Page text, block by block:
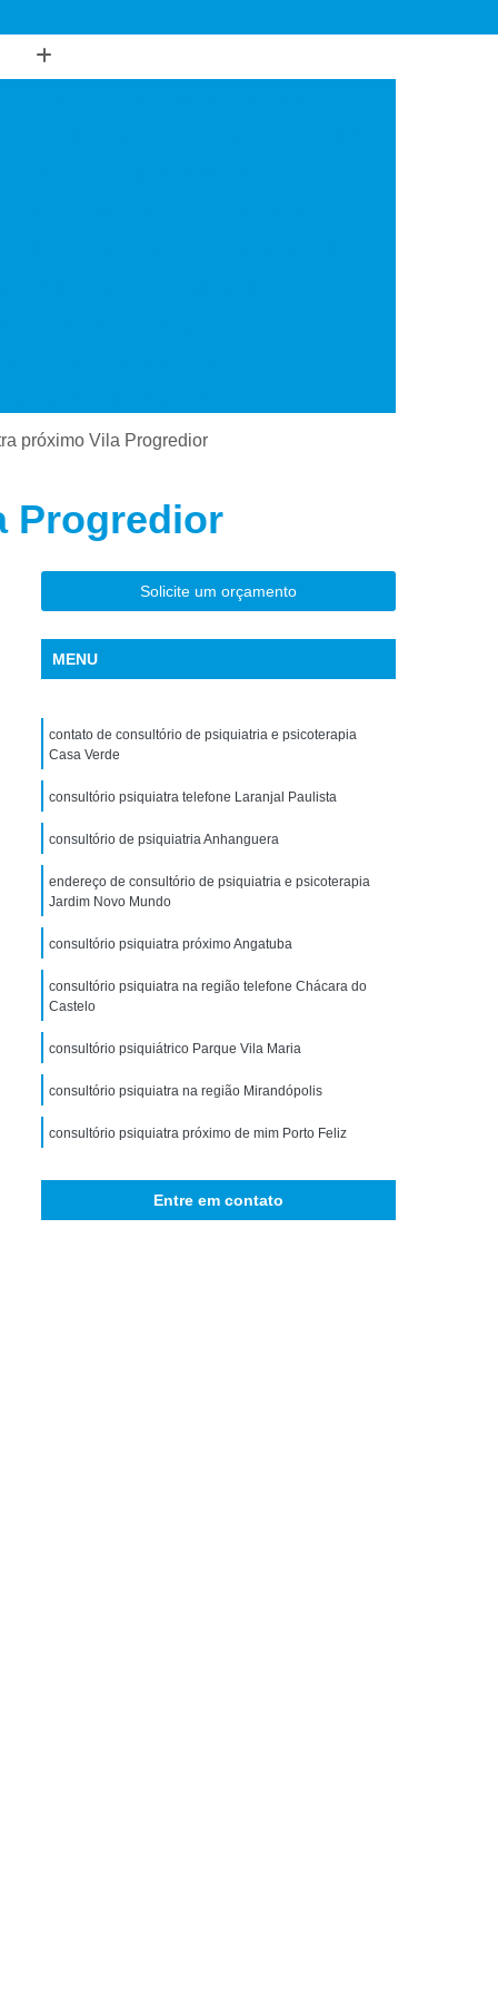
de Uso de Cocaína
de Uso de Drogas Sintéticas
de Uso de álcool
de Uso de Maconha
de Uso de Metanfetamina
de Uso de Substância
de Uso de êxtase
Tratamento para Ansiedade e Depressão
Interior de São Paulo
Transtorno de Ansiedade
de Ansiedade Generalizada
para Ansiedade
em Dependência
em Dependência de Drogas
em Dependência de álcool
Psiquiátrica
em Dependência de álcool
em Dependência Drogas Sintéticas
em Dependência Interior de São Paulo
Depressão e Ansiedade
Depressivo Maior
próximo Vila Progredior
Progredior
Solicite um orçamento
MENU
contato de consultório de psiquiatria e psicoterapia
Casa Verde
consultório psiquiatra telefone Laranjal Paulista
consultório de psiquiatria Anhanguera
endereço de consultório de psiquiatria e psicoterapia
Jardim Novo Mundo
consultório psiquiatra próximo Angatuba
consultório psiquiatra na região telefone Chácara do
Castelo
consultório psiquiátrico Parque Vila Maria
consultório psiquiatra na região Mirandópolis
consultório psiquiatra próximo de mim Porto Feliz
Entre em contato